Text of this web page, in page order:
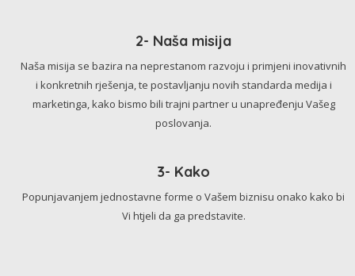
2- Naša misija
Naša misija se bazira na neprestanom razvoju i primjeni inovativnih
i konkretnih rješenja, te postavljanju novih standarda medija i
marketinga, kako bismo bili trajni partner u unapređenju Vašeg
poslovanja.
3- Kako
Popunjavanjem jednostavne forme o Vašem biznisu onako kako bi
Vi htjeli da ga predstavite.